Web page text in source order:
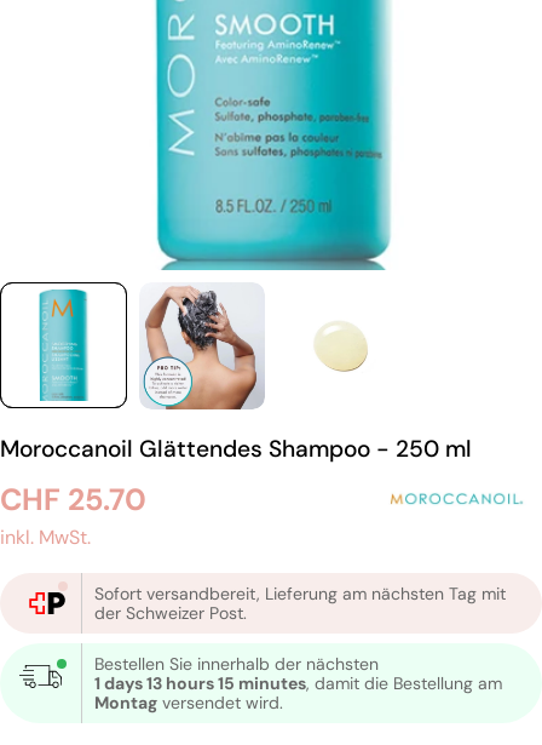
Moroccanoil Glättendes Shampoo - 250 ml
Regulärer
Preis
CHF 25.70
inkl. MwSt.
Sofort versandbereit, Lieferung am nächsten Tag mit
der Schweizer Post.
Bestellen Sie innerhalb der nächsten
1 days 13 hours 15 minutes, damit die Bestellung am
Montag versendet wird.